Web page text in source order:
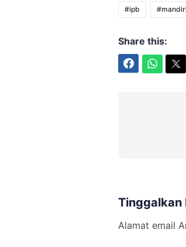
#ipb
Share this:
Tinggalkan
Alamat email